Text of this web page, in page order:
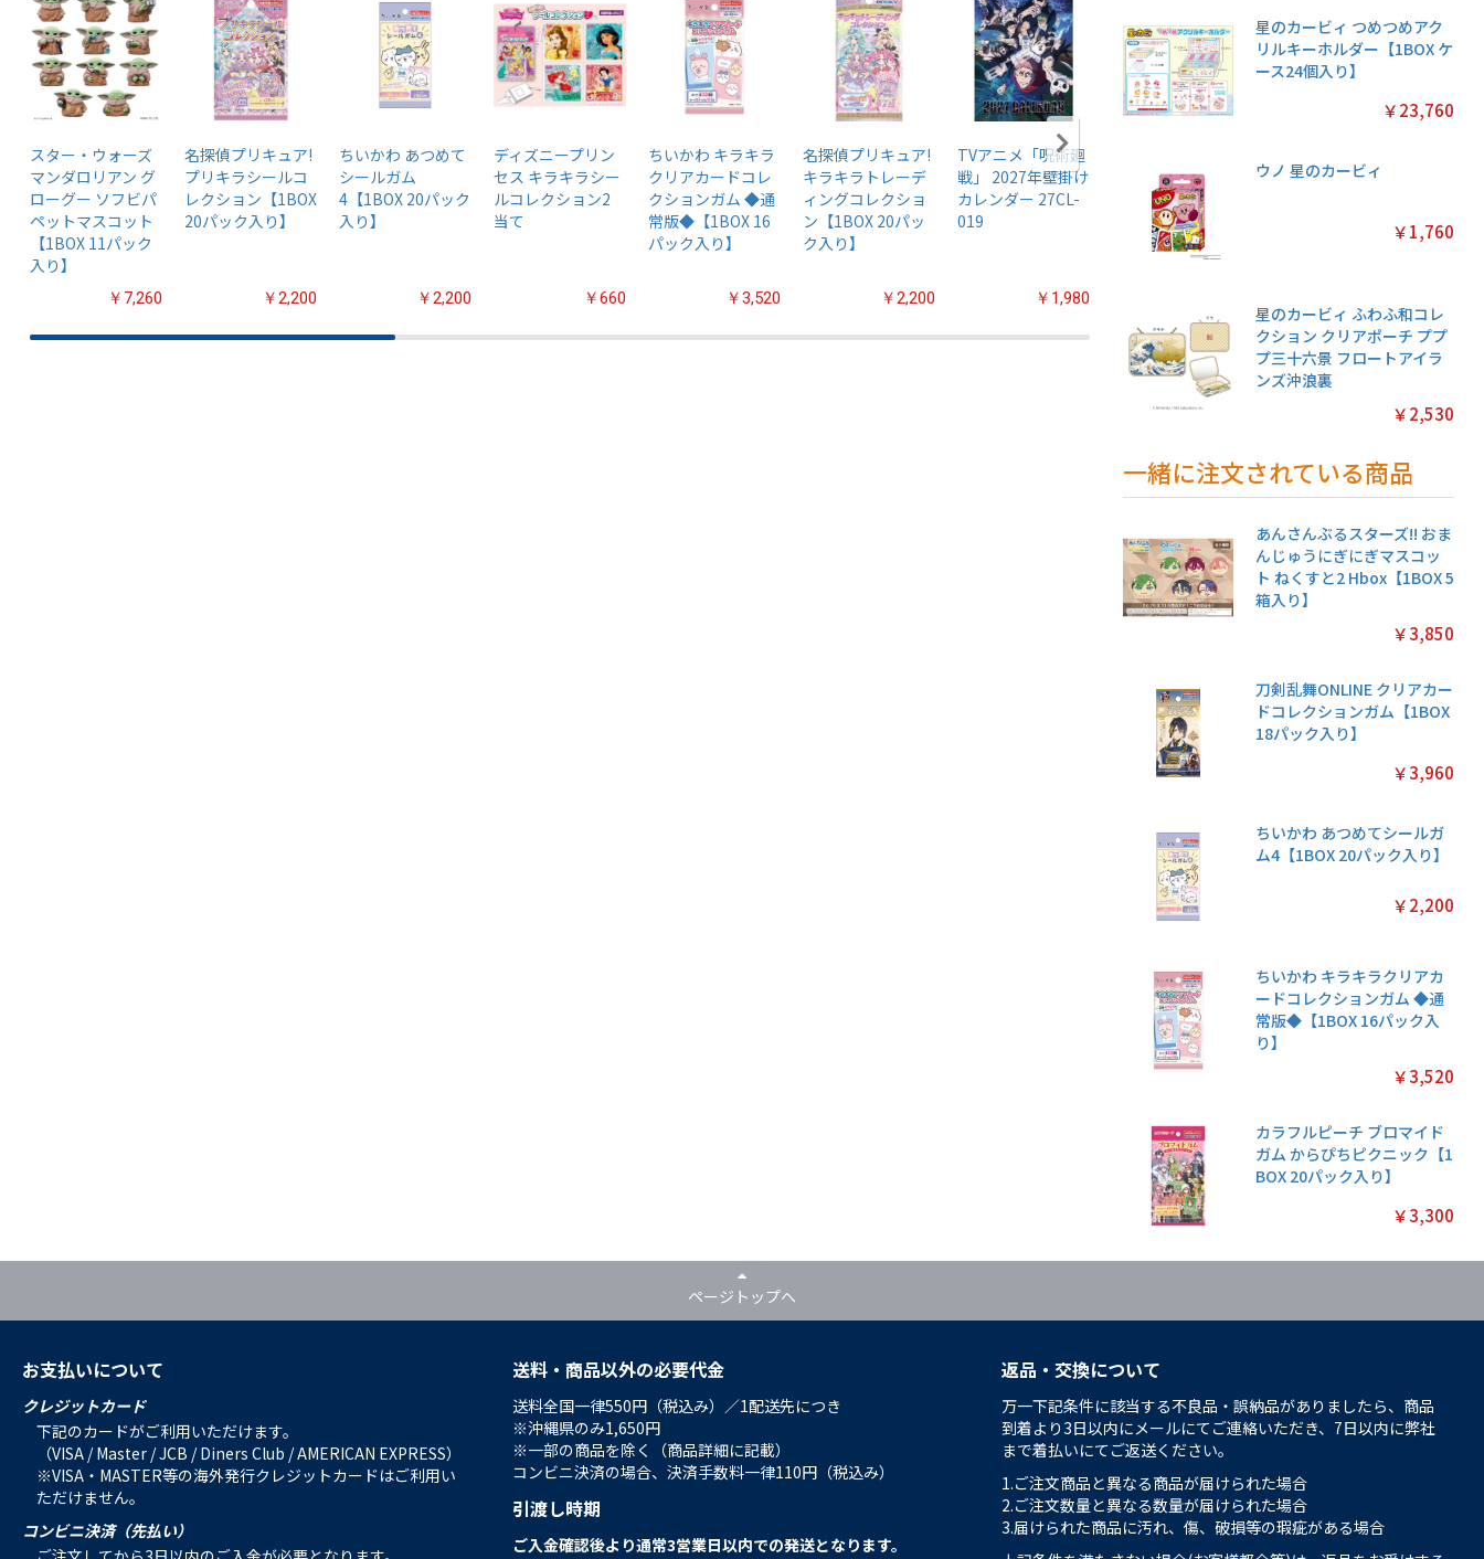
スター・ウォーズ
マンダロリアン グ
ローグー ソフビパ
ペットマスコット
【1BOX 11パック
入り】
￥7,260
名探偵プリキュア!
プリキラシールコ
レクション【1BOX
20パック入り】
￥2,200
ちいかわ あつめて
シールガム
4【1BOX 20パック
入り】
￥2,200
ディズニープリン
セス キラキラシー
ルコレクション2
当て
￥660
ちいかわ キラキラ
クリアカードコレ
クションガム ◆通
常版◆【1BOX 16
パック入り】
￥3,520
名探偵プリキュア!
キラキラトレーデ
ィングコレクショ
ン【1BOX 20パッ
ク入り】
￥2,200
TVアニメ「呪術廻
戦」 2027年壁掛け
カレンダー 27CL-
019
￥1,980
キラキラトレーデ
ィングコレクショ
ン2 ガムつき
【1BOX 20パック
トコレクションガ
入り】
星のカービィ つめつめアク
リルキーホルダー【1BOX ケ
ース24個入り】
￥23,760
ウノ 星のカービィ
￥1,760
星のカービィ ふわふ和コレ
クション クリアポーチ ププ
プ三十六景 フロートアイラ
ンズ沖浪裏
￥2,530
一緒に注文されている商品
あんさんぶるスターズ!! おま
んじゅうにぎにぎマスコッ
ト ねくすと2 Hbox【1BOX 5
箱入り】
￥3,850
刀剣乱舞ONLINE クリアカー
ドコレクションガム【1BOX
18パック入り】
￥3,960
ちいかわ あつめてシールガ
ム4【1BOX 20パック入り】
￥2,200
ちいかわ キラキラクリアカ
ードコレクションガム ◆通
常版◆【1BOX 16パック入
り】
￥3,520
カラフルピーチ ブロマイド
ガム からぴちピクニック【1
BOX 20パック入り】
￥3,300
ページトップへ
お支払いについて
クレジットカード
下記のカードがご利用いただけます。
（VISA / Master / JCB / Diners Club / AMERICAN EXPRESS）
※VISA・MASTER等の海外発行クレジットカードはご利用い
ただけません。
コンビニ決済（先払い）
送料・商品以外の必要代金
送料全国一律550円（税込み）／1配送先につき
※沖縄県のみ1,650円
※一部の商品を除く（商品詳細に記載）
コンビニ決済の場合、決済手数料一律110円（税込み）
引渡し時期
ご入金確認後より通常3営業日以内での発送となります。
返品・交換について
万一下記条件に該当する不良品・誤納品がありましたら、商品
到着より3日以内にメールにてご連絡いただき、7日以内に弊社
まで着払いにてご返送ください。
1.ご注文商品と異なる商品が届けられた場合
2.ご注文数量と異なる数量が届けられた場合
3.届けられた商品に汚れ、傷、破損等の瑕疵がある場合